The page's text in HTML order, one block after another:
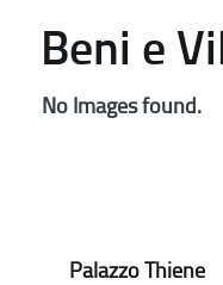
Beni e
No Images found.
Palazzo Thiene